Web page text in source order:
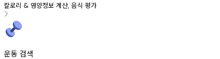
칼로리 & 영양정보 계산, 음식 평가
운동 검색